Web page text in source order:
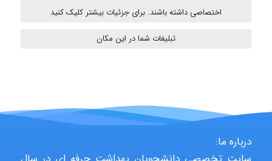
HaddadiMahsa
اختصاصی داشته باشند. برای جزئیات بیشتر کلیک کنید
تبلیغات شما در این مکان
درباره ما: